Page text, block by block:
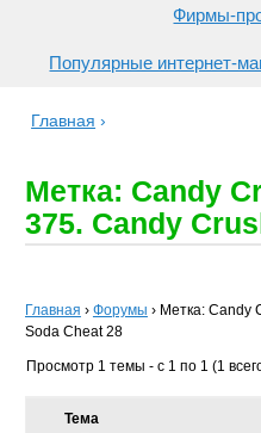
Фирмы-
Популярные интернет-
Главная ›
Метка: Candy
375. Candy
Главная › Форумы › Метка: Candy
Soda Cheat 28
Просмотр 1 темы - с 1 по 1 (1
Тема